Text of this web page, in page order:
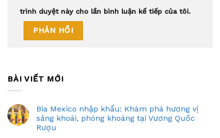
trình duyệt này cho lần bình luận kế tiếp của tôi.
BÀI VIẾT MỚI
Bia Mexico nhập khẩu: Khám phá hương vị
sảng khoái, phóng khoáng tại Vương Quốc
Rượu